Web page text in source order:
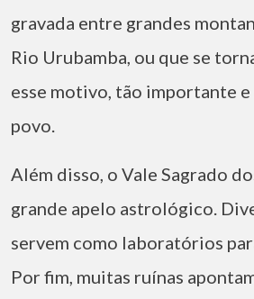
gravada entre grandes
Rio Urubamba, ou que se
esse motivo, tão importante e
povo.
Além disso, o Vale Sagrado
grande apelo astrológico.
servem como laboratórios
Por fim, muitas ruínas